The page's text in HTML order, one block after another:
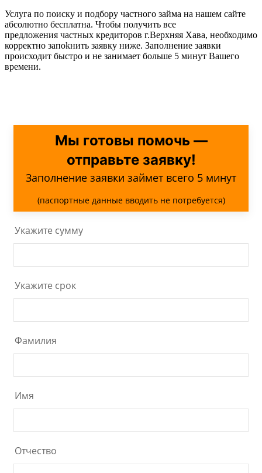
Услуга по поиску и подбору частного займа на нашем сайте
абсолютно бесплатна. Чтобы получить все
предложения частных кредиторов г.Верхняя Хава, необходимо
корректно запоkнить заявку ниже. Заполнение заявки
происходит быстро и не занимает больше 5 минут Вашего
времени.